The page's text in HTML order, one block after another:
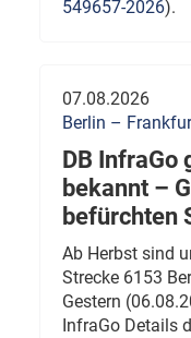
549657-2026).
07.08.2026
Berlin –
DB InfraGo
bekannt –
befürchten
Ab Herbst sind
Strecke 6153
Gestern
InfraGo Details